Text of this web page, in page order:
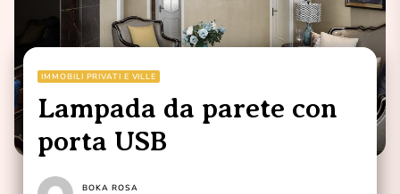
IMMOBILI PRIVATI E VILLE
Lampada da parete con
porta USB
BOKA ROSA